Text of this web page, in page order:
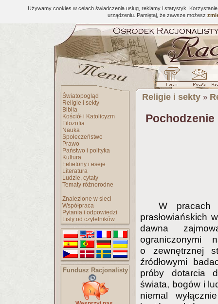
Używamy cookies w celach świadczenia usług, reklamy i statystyk.
urządzeniu. Pamiętaj, że zawsze możesz
Światopogląd
Religie i sekty
Biblia
Kościół i Katolicyzm
Filozofia
Nauka
Społeczeństwo
Prawo
Państwo i polityka
Kultura
Felietony i eseje
Literatura
Ludzie, cytaty
Tematy różnorodne
Znalezione w sieci
Współpraca
Pytania i odpowiedzi
Listy od czytelników
Fundusz Racjonalisty
Religie i sekty »
W pracach
prasłowiańskich
dawna
ograniczonymi
o zewnętrznej
źródłowymi
próby dotarcia
świata, bogów i
niemal